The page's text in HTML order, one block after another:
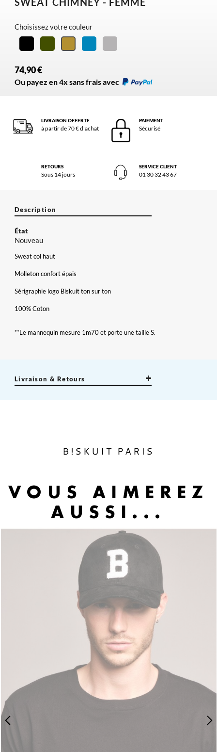
Choisissez votre couleur
Noir Kaki Bleu
London
fog
74,90 €
Ou payez en 4x sans frais avec
LIVRAISON OFFERTE
à partir de 70 € d'achat
RETOURS
Sous 14 jours
PAIEMENT
Sécurisé
SERVICE CLIENT
01 30 32 43 67
Description
État
Nouveau
Sweat col haut
Molleton confort épais
Sérigraphie logo Biskuit ton sur ton
100% Coton
**Le mannequin mesure 1m70 et porte une taille S.
Livraison & Retours
B!SKUIT PARIS
VOUS AIMEREZ
AUSSI...
Ajouter à ma liste d'envies
Nom de la liste d'envies
Vous devez être connecté pour ajouter des produits à votre
liste d'envies.